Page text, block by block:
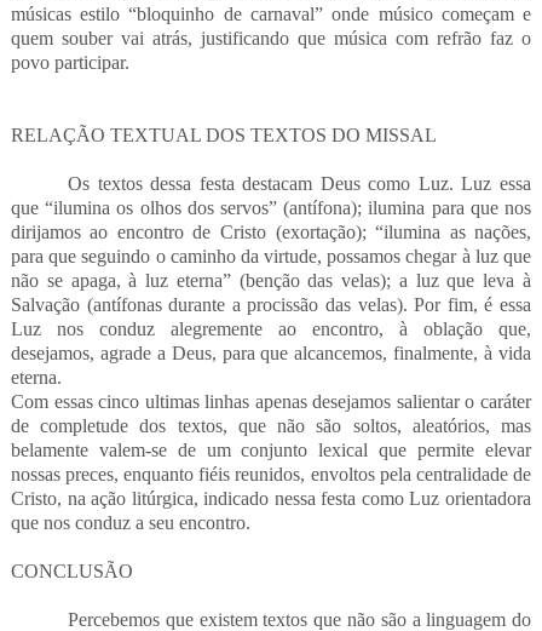
músicas estilo “bloquinho de carnaval” onde músico começam e
quem souber vai atrás, justificando que música com refrão faz o
povo participar.
RELAÇÃO TEXTUAL DOS TEXTOS DO MISSAL
Os textos dessa festa destacam Deus como Luz. Luz essa
que “ilumina os olhos dos servos” (antífona); ilumina para que nos
dirijamos ao encontro de Cristo (exortação); “ilumina as nações,
para que seguindo o caminho da virtude, possamos chegar à luz que
não se apaga, à luz eterna” (benção das velas); a luz que leva à
Salvação (antífonas durante a procissão das velas). Por fim, é essa
Luz nos conduz alegremente ao encontro, à oblação que,
desejamos, agrade a Deus, para que alcancemos, finalmente, à vida
eterna.
Com essas cinco ultimas linhas apenas desejamos salientar o caráter
de completude dos textos, que não são soltos, aleatórios, mas
belamente valem-se de um conjunto lexical que permite elevar
nossas preces, enquanto fiéis reunidos, envoltos pela centralidade de
Cristo, na ação litúrgica, indicado nessa festa como Luz orientadora
que nos conduz a seu encontro.
CONCLUSÃO
Percebemos que existem textos que não são a linguagem do